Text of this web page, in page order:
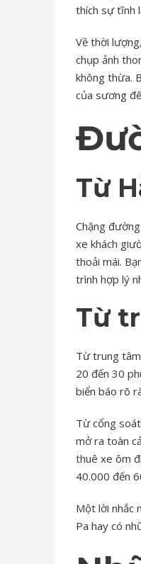
thích sự tĩnh
Về thời
chụp ảnh
không thừa.
của sương
Từ
Chặng
xe khách
thoải mái.
trình hợp lý
Từ
Từ trung
20 đến 30
biển báo rõ
Từ cổng
mở ra toàn
thuê xe ôm
40.000 đến
Một lời nhắc
Pa hay có